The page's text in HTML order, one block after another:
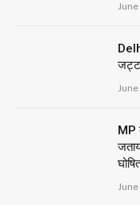
MP